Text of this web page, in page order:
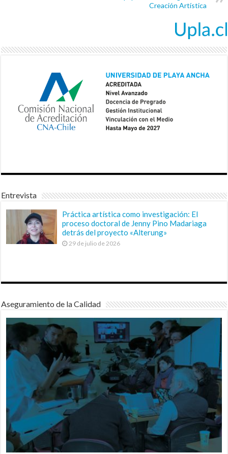
Creación Artística
Entrevista
Práctica artística como investigación: El
proceso doctoral de Jenny Pino Madariaga
detrás del proyecto «Alterung»
29 de julio de 2026
Aseguramiento de la Calidad